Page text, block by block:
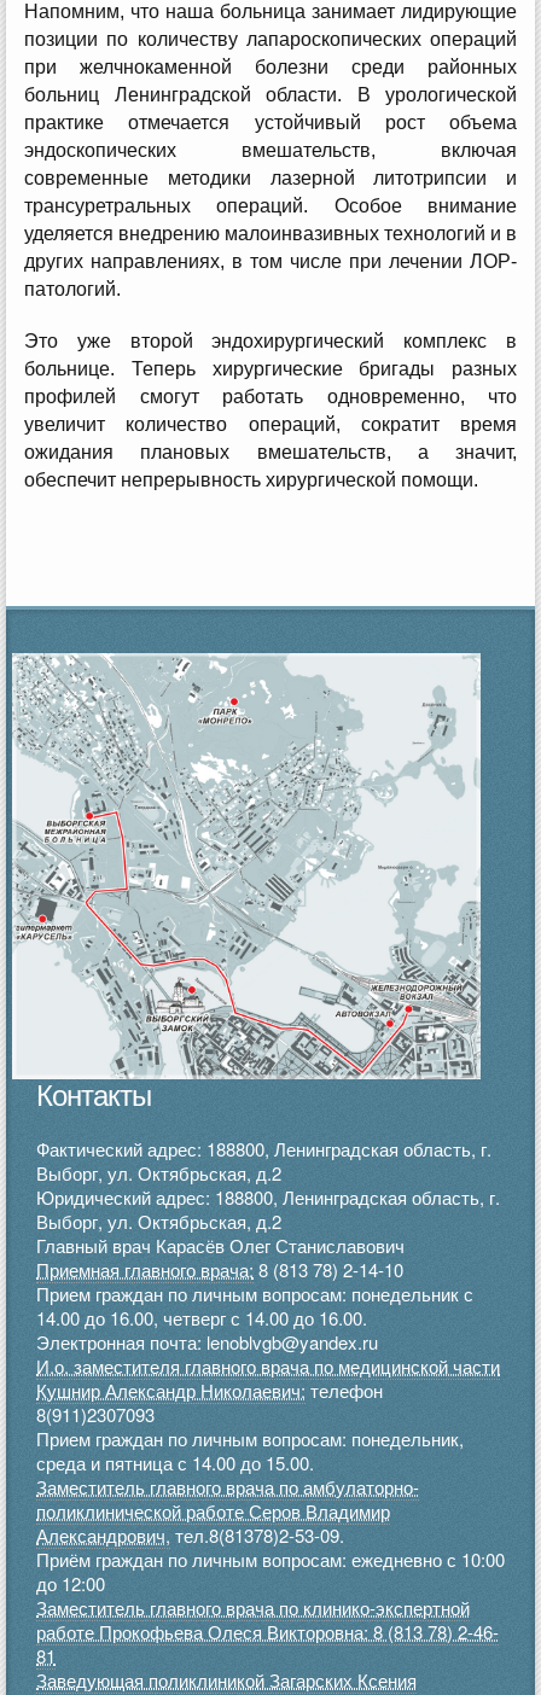
Напомним, что наша больница занимает лидирующие
позиции по количеству лапароскопических операций
при желчнокаменной болезни среди районных
больниц Ленинградской области. В урологической
практике отмечается устойчивый рост объема
эндоскопических вмешательств, включая
современные методики лазерной литотрипсии и
трансуретральных операций. Особое внимание
уделяется внедрению малоинвазивных технологий и в
других направлениях, в том числе при лечении ЛОР-
патологий.
Это уже второй эндохирургический комплекс в
больнице. Теперь хирургические бригады разных
профилей смогут работать одновременно, что
увеличит количество операций, сократит время
ожидания плановых вмешательств, а значит,
обеспечит непрерывность хирургической помощи.
Контакты
Фактический адрес: 188800, Ленинградская область, г.
Выборг, ул. Октябрьская, д.2
Юридический адрес: 188800, Ленинградская область, г.
Выборг, ул. Октябрьская, д.2
Главный врач Карасёв Олег Станиславович
Приемная главного врача: 8 (813 78) 2-14-10
Прием граждан по личным вопросам: понедельник с
14.00 до 16.00, четверг с 14.00 до 16.00.
Электронная почта: lenoblvgb@yandex.ru
И.о. заместителя главного врача по медицинской части
Кушнир Александр Николаевич: телефон
8(911)2307093
Прием граждан по личным вопросам: понедельник,
среда и пятница с 14.00 до 15.00.
Заместитель главного врача по амбулаторно-
поликлинической работе Серов Владимир
Александрович, тел.8(81378)2-53-09.
Приём граждан по личным вопросам: ежедневно с 10:00
до 12:00
Заместитель главного врача по клинико-экспертной
работе Прокофьева Олеся Викторовна: 8 (813 78) 2-46-
81
Заведующая поликлиникой Загарских Ксения